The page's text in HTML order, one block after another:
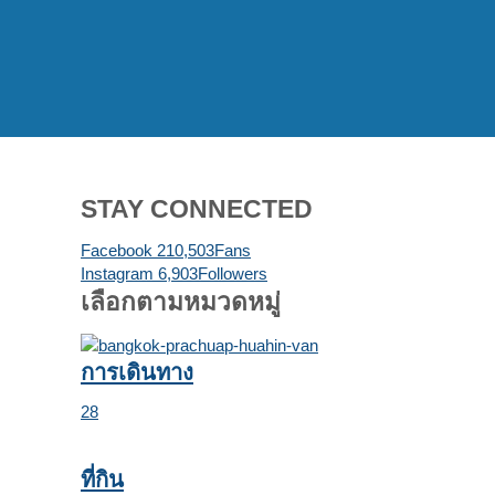
STAY CONNECTED
Facebook 210,503Fans
Instagram 6,903Followers
เลือกตามหมวดหมู่
การเดินทาง
28
ที่กิน